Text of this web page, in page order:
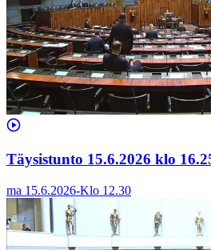
Täysistunto 15.6.2026 klo
ma 15.6.2026-Klo 12.30